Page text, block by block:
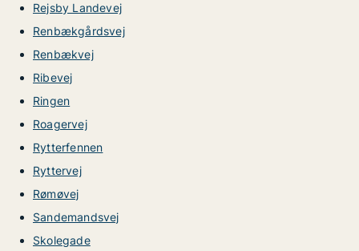
Rejsby Landevej
Renbækgårdsvej
Renbækvej
Ribevej
Ringen
Roagervej
Rytterfennen
Ryttervej
Rømøvej
Sandemandsvej
Skolegade